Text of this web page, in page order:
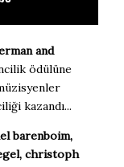
and
ödülüne
kazandı...
barenboim,
christoph